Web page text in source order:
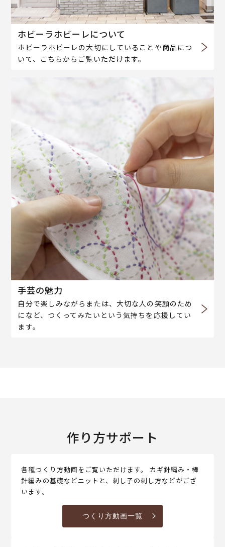
ホビーラホビーレについて
ホビーラホビーレの大切にしていることや商品につ
いて、こちらからご覧いただけます。
手芸の魅力
自分で楽しみながらまたは、大切な人の笑顔のため
になど、つくってみたいという気持ちを応援してい
ます。
作り方サポート
各種つくり方動画をご覧いただけます。 カギ針編み・棒
針編みの基礎などニットと、刺し子の刺し方などがござ
います。
つくり方動画一覧